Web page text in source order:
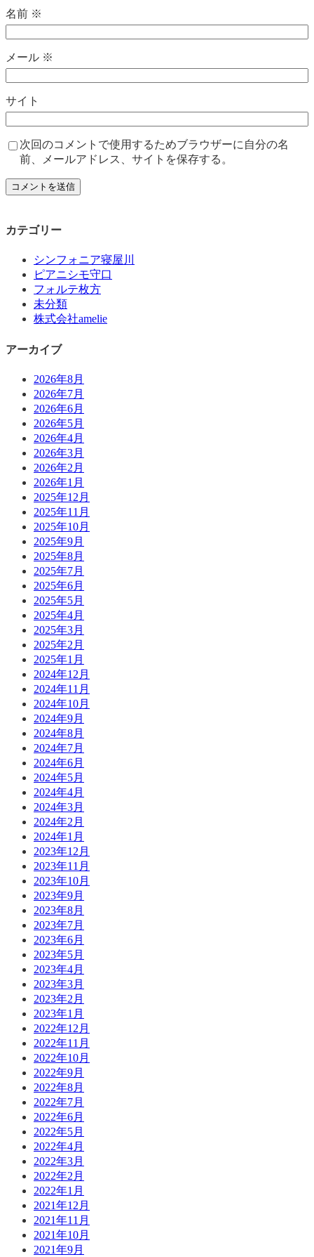
名前 ※
メール ※
サイト
次回のコメントで使用するためブラウザーに自分の名
前、メールアドレス、サイトを保存する。
カテゴリー
シンフォニア寝屋川
ピアニシモ守口
フォルテ枚方
未分類
株式会社amelie
アーカイブ
2026年8月
2026年7月
2026年6月
2026年5月
2026年4月
2026年3月
2026年2月
2026年1月
2025年12月
2025年11月
2025年10月
2025年9月
2025年8月
2025年7月
2025年6月
2025年5月
2025年4月
2025年3月
2025年2月
2025年1月
2024年12月
2024年11月
2024年10月
2024年9月
2024年8月
2024年7月
2024年6月
2024年5月
2024年4月
2024年3月
2024年2月
2024年1月
2023年12月
2023年11月
2023年10月
2023年9月
2023年8月
2023年7月
2023年6月
2023年5月
2023年4月
2023年3月
2023年2月
2023年1月
2022年12月
2022年11月
2022年10月
2022年9月
2022年8月
2022年7月
2022年6月
2022年5月
2022年4月
2022年3月
2022年2月
2022年1月
2021年12月
2021年11月
2021年10月
2021年9月